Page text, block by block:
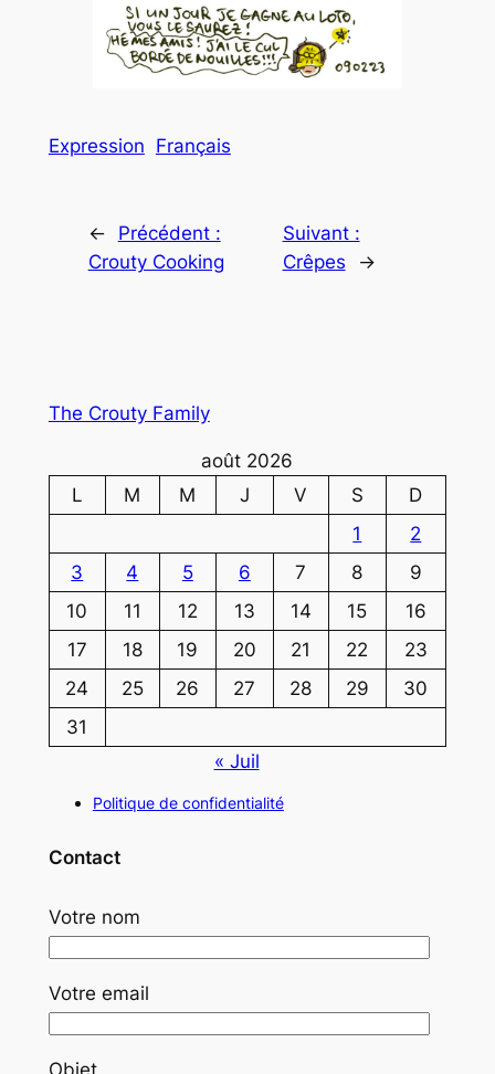
Expression Français
←
Précédent :
Crouty Cooking
Suivant :
Crêpes
→
The Crouty Family
août 2026
L
M M J V S
D
1
2
3
4 5 6 7 8
9
10
11 12 13 14 15
16
17
18 19 20 21 22
23
24
25 26 27 28 29
30
31
« Juil
Politique de confidentialité
Contact
Votre nom
Votre email
Objet